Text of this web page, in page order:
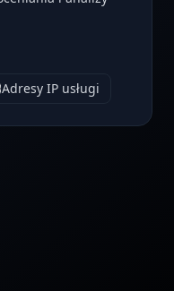
Adresy IP usługi